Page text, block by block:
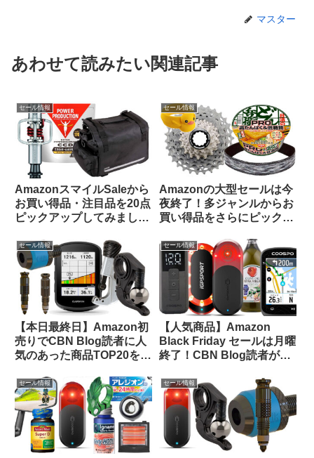
マスター
あわせて読みたい関連記事
セール情報
AmazonスマイルSaleから
お買い得品・注目品を20点
ピックアップしてみました
品】
セール情報
Amazonの大型セールは今
夜終了！多ジャンルからお
買い得品をさらにピックア
セール情報
【本日最終日】Amazon初
売りでCBN Blog読者に人
気のあった商品TOP20をご
セール情報
【人気商品】Amazon
Black Friday セールは月曜
終了！CBN Blog読者が買
します
セール情報 セール情報